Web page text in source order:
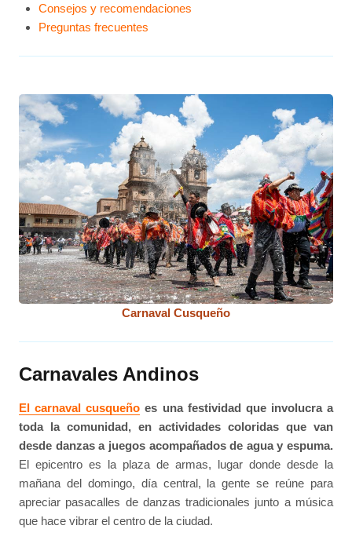
Consejos y recomendaciones
Preguntas frecuentes
Carnaval Cusqueño
Carnavales Andinos
El carnaval cusqueño es una festividad que involucra a
toda la comunidad, en actividades coloridas que van
desde danzas a juegos acompañados de agua y espuma.
El epicentro es la plaza de armas, lugar donde desde la
mañana del domingo, día central, la gente se reúne para
apreciar pasacalles de danzas tradicionales junto a música
que hace vibrar el centro de la ciudad.